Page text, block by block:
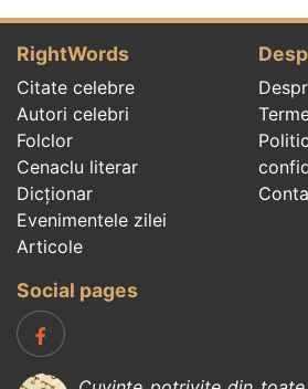
RightWords
Citate celebre
Autori celebri
Folclor
Cenaclu literar
Dicționar
Evenimentele zilei
Articole
Social pages